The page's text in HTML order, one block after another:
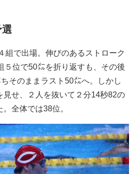
組で出場。伸びのあるストローク
５位で50㍍を折り返すも、その後
そのままラスト50㍍へ。しかし
見せ、２人を抜いて２分14秒82の
全体では38位。